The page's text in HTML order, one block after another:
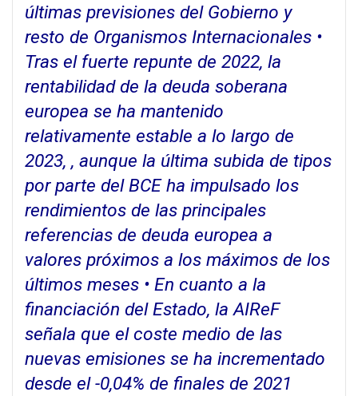
últimas previsiones del Gobierno y
resto de Organismos Internacionales •
Tras el fuerte repunte de 2022, la
rentabilidad de la deuda soberana
europea se ha mantenido
relativamente estable a lo largo de
2023, , aunque la última subida de tipos
por parte del BCE ha impulsado los
rendimientos de las principales
referencias de deuda europea a
valores próximos a los máximos de los
últimos meses • En cuanto a la
financiación del Estado, la AIReF
señala que el coste medio de las
nuevas emisiones se ha incrementado
desde el -0,04% de finales de 2021